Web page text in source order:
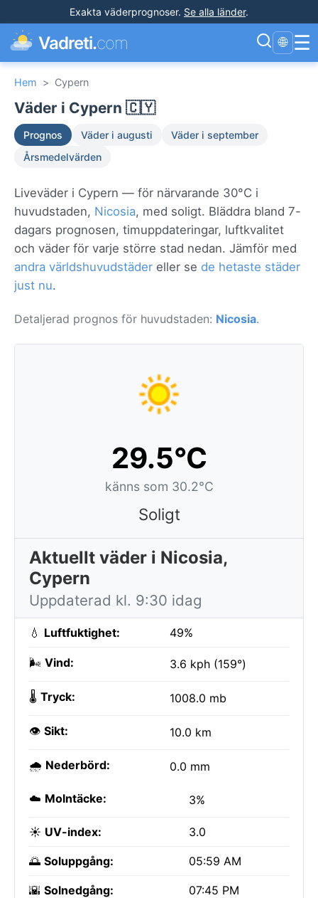
Exakta väderprognoser. Se alla länder.
Vadreti.com 🌐 ☰
Hem > Cypern
Väder i Cypern 🇨🇾
Prognos Väder i augusti
Väder i september
Årsmedelvärden
Liveväder i Cypern — för närvarande 30°C i
huvudstaden, Nicosia, med soligt. Bläddra bland 7-
dagars prognosen, timuppdateringar, luftkvalitet
och väder för varje större stad nedan. Jämför med
andra världshuvudstäder eller se de hetaste städer
just nu.
Detaljerad prognos för huvudstaden: Nicosia.
29.5°C
känns som 30.2°C
Soligt
Aktuellt väder i Nicosia,
Cypern
Uppdaterad kl. 9:30 idag
💧 Luftfuktighet: 49%
🌬️ Vind: 3.6 kph (159°)
🌡️ Tryck: 1008.0 mb
👁️ Sikt: 10.0 km
🌧️ Nederbörd: 0.0 mm
☁️ Molntäcke: 3%
☀️ UV-index: 3.0
🌅 Soluppgång: 05:59 AM
🌇 Solnedgång: 07:45 PM